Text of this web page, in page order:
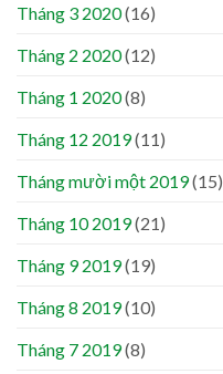
Tháng 3 2020(16)
Tháng 2 2020(12)
Tháng 1 2020(8)
Tháng 12 2019(11)
Tháng mười một 2019(15)
Tháng 10 2019(21)
Tháng 9 2019(19)
Tháng 8 2019(10)
Tháng 7 2019(8)